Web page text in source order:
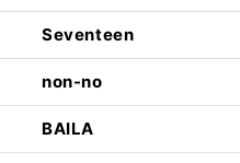
Seventeen
non-no
BAILA